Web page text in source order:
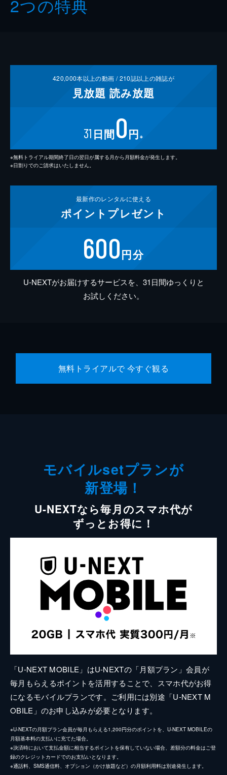
2つの特典
420,000本以上の動画 /210誌以上の雑誌が
見放題 読み放題
31 日間0円 ※
※無料トライアル期間終了日の翌日が属する月から月額料金が発生します。
※日割りでのご請求はいたしません。
最新作のレンタルに使える
ポイント プレゼント
600円分
U-NEXTがお届けするサービスを、31日間ゆっくりと
お試しください。
無料トライアルで 今すぐ観る
モバイルsetプランが
新登場！
U-NEXTなら毎月のスマホ代が
ずっとお得に！
「U-NEXT MOBILE」はU-NEXTの「月額プラン」会員が
毎月もらえるポイントを活用することで、スマホ代がお得
になるモバイルプランです。ご利用には別途「U-NEXT M
OBILE」のお申し込みが必要となります。
※U-NEXTの月額プラン会員が毎月もらえる1,200円分のポイントを、U-NEXT MOBILEの
月額基本料の支払いに充てた場合。
※決済時において支払金額に相当するポイントを保有していない場合、差額分の料金はご登
録のクレジットカードでのお支払いとなります。
※通話料、SMS通信料、オプション（かけ放題など）の月額利用料は別途発生します。